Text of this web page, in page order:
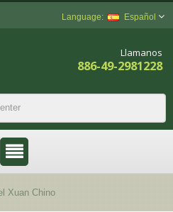
Español
Llamanos
886-49-2981228
Xuan Chino